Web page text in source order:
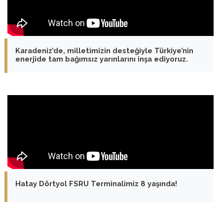
Karadeniz’de, milletimizin desteğiyle Türkiye’nin
enerjide tam bağımsız yarınlarını inşa ediyoruz.
Hatay Dörtyol FSRU Terminalimiz 8 yaşında!